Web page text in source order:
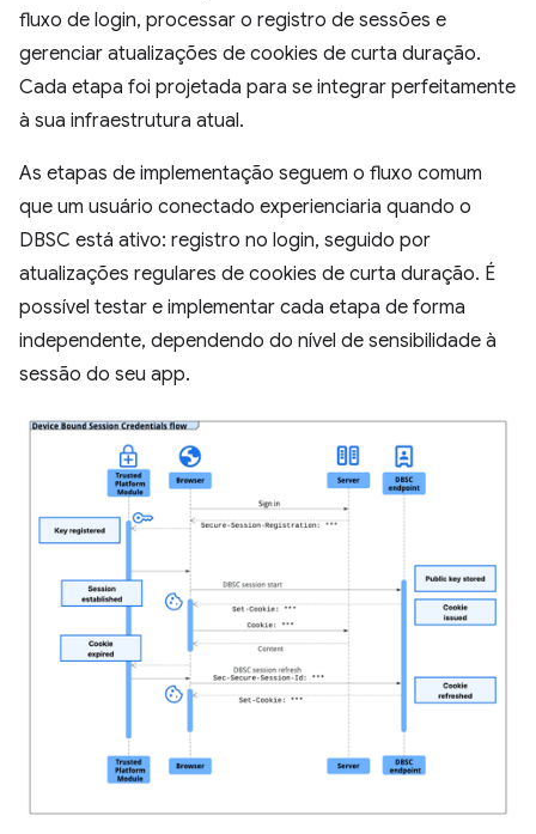
fluxo de login, processar o registro de sessões e
gerenciar atualizações de cookies de curta duração.
Cada etapa foi projetada para se integrar perfeitamente
à sua infraestrutura atual.
As etapas de implementação seguem o fluxo comum
que um usuário conectado experienciaria quando o
DBSC está ativo: registro no login, seguido por
atualizações regulares de cookies de curta duração. É
possível testar e implementar cada etapa de forma
independente, dependendo do nível de sensibilidade à
sessão do seu app.